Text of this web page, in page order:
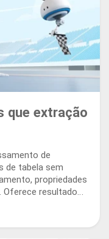
que extração
de
de tabela sem
propriedades
Oferece resultados
todos os seus